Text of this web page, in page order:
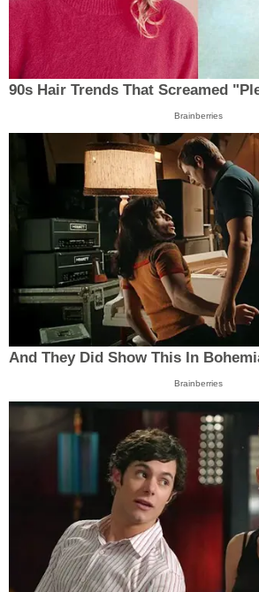
90s Hair Trends That Screamed
Brainberries
And They Did Show This In
Brainberries